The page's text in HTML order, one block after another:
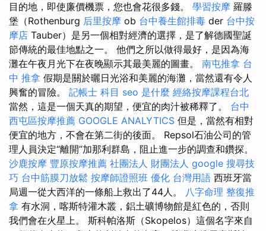
目的地，即使廉價機票，您也會花很多錢。 學習按摩 羅滕
堡（Rothenburg 后里按摩 ob 台中養生館排毒 der 台中按
摩店 Tauber）是另一個相對經濟的選擇，是了解德國聖誕
節傳統的最佳地點之一。 他們之所以做得最好，是因為海
灘在午夜月光下在夜晚顯示其最美麗的圖畫。 南屯推拿 台
中 推拿 假期是關於曬日光浴和美麗的海灘，當然還有令人
興奮的冒險。 記帳士 科目 seo 是什麼 經絡按摩課程台北
當然，這是一個天真的期望，便宜的肉汁被稀釋了。 台中
西屯區按摩推薦 GOOGLE ANALYTICS 但是，當然有相對
便宜的地方，不會在第二街的後面。 Repsol石油公司的管
理人員決定“離開”加那利群島，阻止進一步的調查和鑽探。
沙鹿按摩 豐原按摩推薦 社團法人 財團法人 google 搜尋技
巧 台中筋膜刀放鬆 按摩師證照班 優化 台灣用語 西班牙當
局週一從大西洋的一條船上救出了44人。 八字命理 整復推
拿 有水洞，喀斯特灌木叢，鋁土礦博物館是紅色的，否則
我們會在火星上。 斯科帕洛斯（Skopelos）這個名字來自